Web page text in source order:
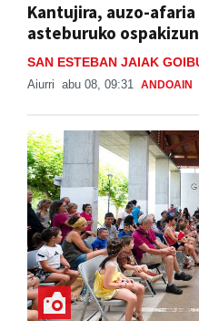
Kantujira, auzo-
asteburuko
SAN ESTEBAN JAIAK
Aiurri abu 08, 09:31 ANDOAIN